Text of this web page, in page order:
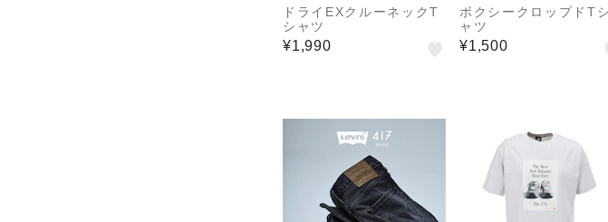
ドライEXクルーネックT
シャツ
¥1,990
ボクシークロップドTシ
ャツ
¥1,500